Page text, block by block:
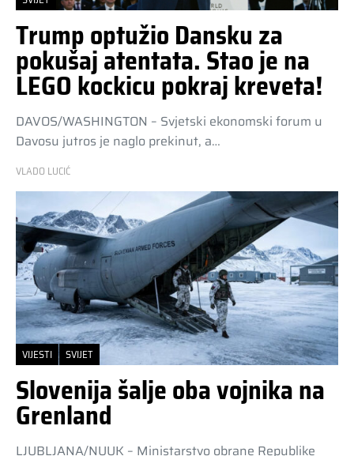
Trump optužio Dansku za
pokušaj atentata. Stao je na
LEGO kockicu pokraj kreveta!
DAVOS/WASHINGTON – Svjetski ekonomski forum u
Davosu jutros je naglo prekinut, a…
VLADO LUCIĆ
VIJESTI SVIJET
Slovenija šalje oba vojnika na
Grenland
LJUBLJANA/NUUK – Ministarstvo obrane Republike